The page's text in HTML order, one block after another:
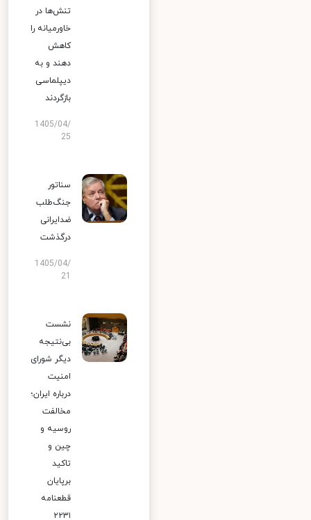
تنش‌ها در
خاورمیانه را
کاهش
دهند و به
دیپلماسی
بازگردند
1405/04/
25
سناتور
جنگ‌طلب
ضدایرانی
درگذشت
1405/04/
نشست
بی‌نتیجه
دیگر شورای
امنیت
درباره ایران؛
مخالفت
روسیه و
چین و
تاکید
برپایان
قطعنامه
۲۲۳۱